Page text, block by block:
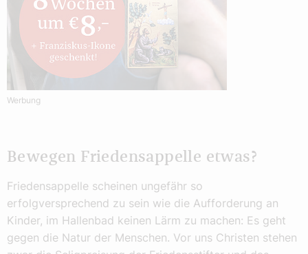
Werbung
Bewegen Friedensappelle etwas?
Friedensappelle scheinen ungefähr so
erfolgversprechend zu sein wie die Aufforderung an
Kinder, im Hallenbad keinen Lärm zu machen: Es geht
gegen die Natur der Menschen. Vor uns Christen stehen